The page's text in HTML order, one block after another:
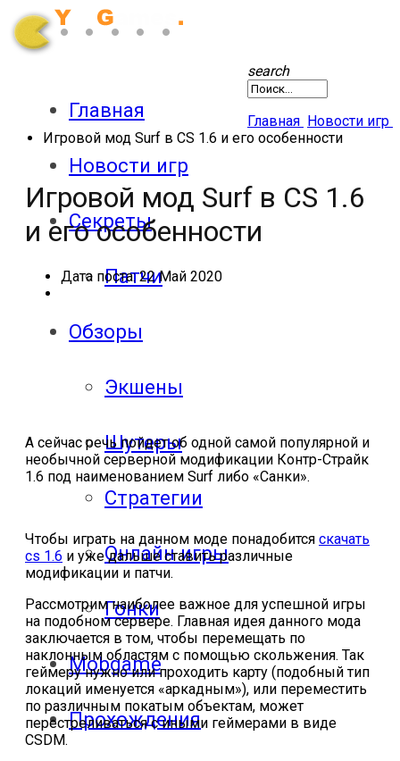
Главная
Новости игр
Секреты
Патчи
Обзоры
Экшены
Шутеры
Стратегии
Онлайн игры
Гонки
Mobgame
Прохождения
search
Главная Новости игр
Игровой мод Surf в CS 1.6 и его особенности
Игровой мод Surf в CS 1.6
и его особенности
Дата поста:22 Май 2020
А сейчас речь пойдет об одной самой популярной и
необычной серверной модификации Контр-Страйк
1.6 под наименованием Surf либо «Санки».
Чтобы играть на данном моде понадобится скачать
cs 1.6 и уже дальше ставить различные
модификации и патчи.
Рассмотрим наиболее важное для успешной игры
на подобном сервере. Главная идея данного мода
заключается в том, чтобы перемещать по
наклонным областям с помощью скольжения. Так
геймеру нужно или проходить карту (подобный тип
локаций именуется «аркадным»), или переместить
по различным покатым объектам, может
перестреливаться с иными геймерами в виде
CSDM.